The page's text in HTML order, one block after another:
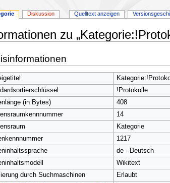
zu
!Protokolle
(in Bytes)
408
14
Kategorie
1217
de - Deutsch
Wikitext
durch Suchmaschinen
Erlaubt
Diskussion Quelltext anzeigen